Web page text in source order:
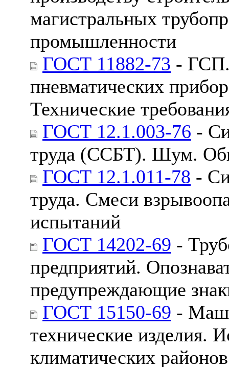
магистральных
промышленности
ГОСТ 11882-73 - ГСП.
пневматических
Технические
ГОСТ 12.1.003-76 -
труда (ССБТ). Шум.
ГОСТ 12.1.011-78 -
труда. Смеси
испытаний
ГОСТ 14202-69 -
предприятий.
предупреждающие
ГОСТ 15150-69 -
технические изделия.
климатических